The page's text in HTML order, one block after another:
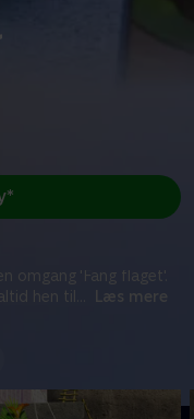
omgang 'Fang flaget'.
hen til
Læs mere